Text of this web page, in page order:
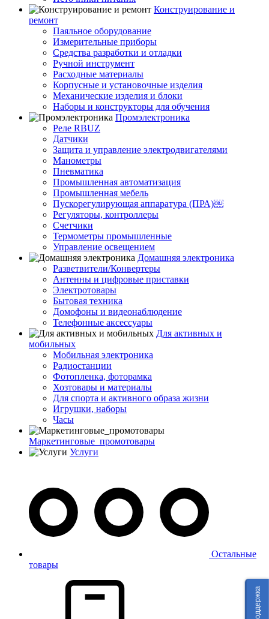
Конструирование и
ремонт
Паяльное оборудование
Измерительные приборы
Средства разработки и отладки
Ручной инструмент
Расходные материалы
Корпусные и установочные изделия
Механические изделия и блоки
Наборы и конструкторы для обучения
Промэлектроника
Реле RBUZ
Датчики
Защита и управление электродвигателями
Манометры
Пневматика
Промышленная автоматизация
Промышленная мебель
Пускорегулирующая аппаратура (ПРА)￼
Регуляторы, контроллеры
Счетчики
Термометры промышленные
Управление освещением
Домашняя электроника
Разветвители/Конвертеры
Антенны и цифровые приставки
Электротовары
Бытовая техника
Домофоны и видеонаблюдение
Телефонные аксессуары
Для активных и
мобильных
Мобильная электроника
Радиостанции
Фотопленка, фоторамка
Хозтовары и материалы
Для спорта и активного образа жизни
Игрушки, наборы
Часы
Маркетинговые_промотовары
Услуги
Остальные
товары